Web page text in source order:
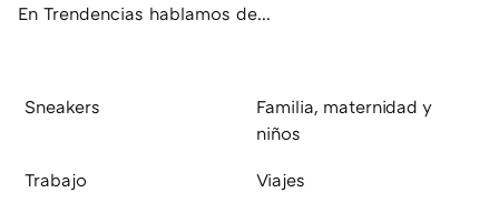
En Trendencias hablamos de...
Sneakers
Familia, maternidad y
niños
Trabajo Viajes